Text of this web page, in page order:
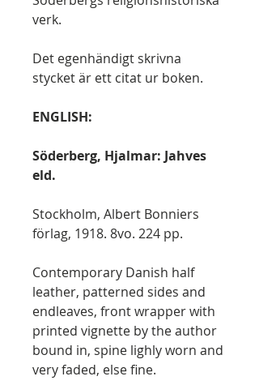
verk.
Det egenhändigt skrivna
stycket är ett citat ur boken.
ENGLISH:
Söderberg, Hjalmar: Jahves
eld.
Stockholm, Albert Bonniers
förlag, 1918. 8vo. 224 pp.
Contemporary Danish half
leather, patterned sides and
endleaves, front wrapper with
printed vignette by the author
bound in, spine lighly worn and
very faded, else fine.